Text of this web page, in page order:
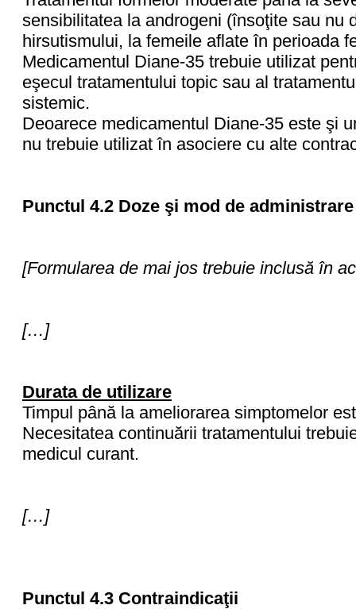
sensibilitatea la androgeni (însoţite sau nu
hirsutismului, la femeile aflate în perioada
Medicamentul Diane-35 trebuie utilizat
eşecul tratamentului topic sau al
sistemic.
Deoarece medicamentul Diane-35 este şi
nu trebuie utilizat în asociere cu alte
Punctul 4.2 Doze şi mod de administrare
[Formularea de mai jos trebuie inclusă în
[…]
Durata de utilizare
Timpul până la ameliorarea simptomelor
Necesitatea continuării tratamentului
medicul curant.
[…]
Punctul 4.3 Contraindicaţii